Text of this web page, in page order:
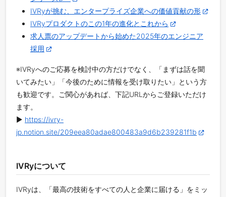
IVRyが挑む、エンタープライズ企業への価値貢献の形
IVRyプロダクトのこの1年の進化とこれから
求人票のアップデートから始めた2025年のエンジニア
採用
※IVRyへのご応募を検討中の方だけでなく、「まずは話を聞
いてみたい」「今後のために情報を受け取りたい」という方
も歓迎です。ご関心があれば、下記URLからご登録いただけ
ます。
▶︎ https://ivry-
jp.notion.site/209eea80adae800483a9d6b239281f1b
IVRyについて
IVRyは、「最高の技術をすべての人と企業に届ける」をミッ